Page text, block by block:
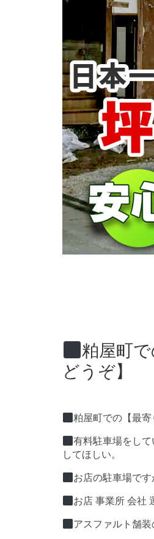
粕屋町
どうぞ】
粕屋町での【最
有料駐車場をし
してほしい。
お店の駐車場で
お店 事業所 会社
アスファルト舗